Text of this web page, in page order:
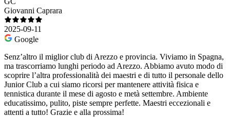
Giovanni Caprara
2025-09-11
Google
Senz’altro il miglior club di Arezzo e provincia. Viviamo in Spagna,
ma trascorriamo lunghi periodo ad Arezzo. Abbiamo avuto modo di
scoprire l’altra professionalità dei maestri e di tutto il personale dello
Junior Club a cui siamo ricorsi per mantenere attività fisica e
tennistica durante il mese di agosto e metà settembre. Ambiente
educatissimo, pulito, piste sempre perfette. Maestri eccezionali e
attenti a tutto! Grazie e alla prossima!